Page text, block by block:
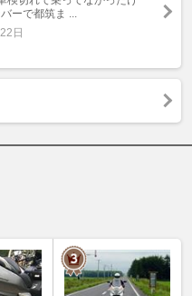
ーで都筑ま ...
日